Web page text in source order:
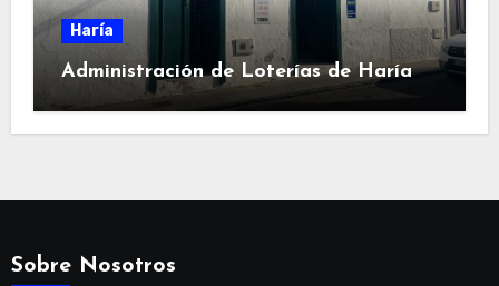
Haría
Administración de Loterías de Haría
Sobre Nosotros